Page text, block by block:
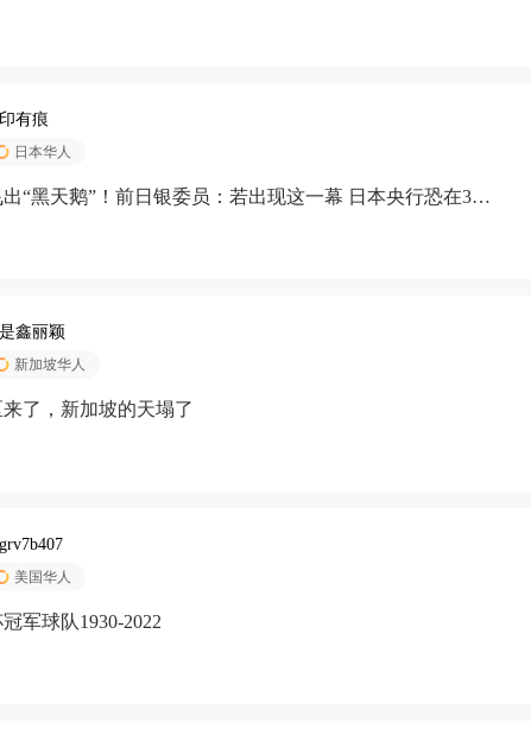
有痕
日本华人
“黑天鹅”！前日银委员：若出现这一幕 日本央行恐在3月
鑫丽颖
新加坡华人
了，新加坡的天塌了
美国华人
军球队1930-2022